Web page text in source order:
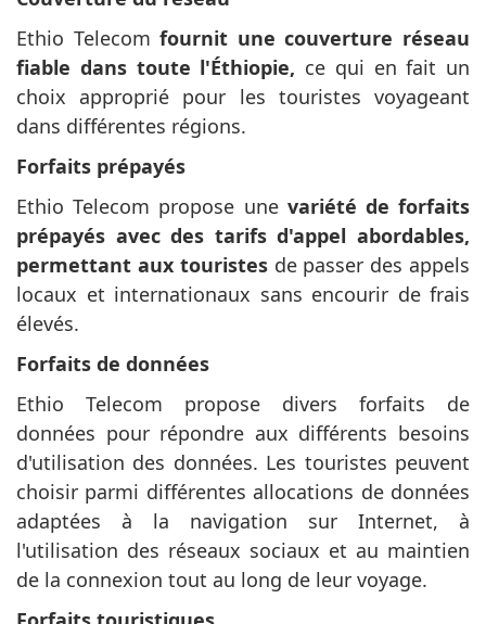
Ethio Telecomfournit une couverture réseau
fiable dans toute l'Éthiopie, ce qui en fait un
choix approprié pour les touristes voyageant
dans différentes régions.
Forfaits prépayés
Ethio Telecom propose une variété de forfaits
prépayés avec des tarifs d'appel abordables,
permettant aux touristesde passer des appels
locaux et internationaux sans encourir de frais
élevés.
Forfaits de données
Ethio Telecom propose divers forfaits de
données pour répondre aux différents besoins
d'utilisation des données. Les touristes peuvent
choisir parmi différentes allocations de données
adaptées à la navigation sur Internet, à
l'utilisation des réseaux sociaux et au maintien
de la connexion tout au long de leur voyage.